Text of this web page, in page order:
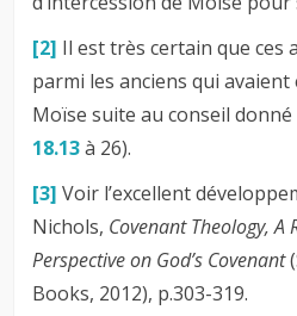
[2] Il est très certain que ces
parmi les anciens qui
Moïse suite au conseil
18.13à 26).
[3] Voir l’excellent
Nichols, Covenant Theology,
Perspective on God’s Covenant
Books, 2012), p.303-319.